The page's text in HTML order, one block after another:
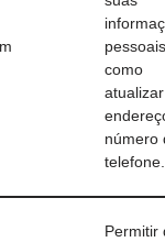
como
número
telefone.
Permitir